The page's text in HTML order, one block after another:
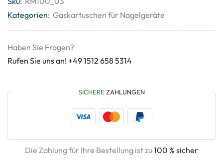
Kategorien: Gaskartuschen für Nagelgeräte
Haben Sie Fragen?
Rufen Sie uns an! +49 1512 658 5314
SICHERE ZAHLUNGEN
Die Zahlung für Ihre Bestellung ist zu100 % sicher